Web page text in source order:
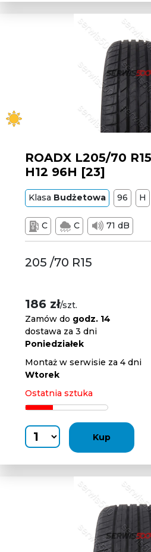
ROADX L205/70
H12 96H [23]
Klasa Budżetowa 96 H
C C 71 dB
205 /70 R15
186 zł/szt.
Zamów do godz. 14
dostawa za 3 dni
Poniedziałek
Montaż w serwisie za 4 dni
Wtorek
Ostatnia sztuka
Kup